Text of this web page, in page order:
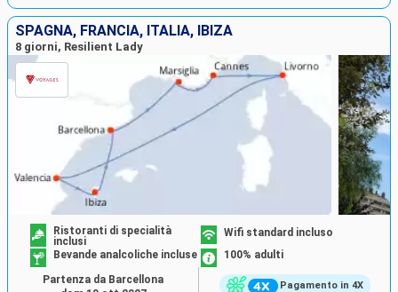
SPAGNA, FRANCIA, ITALIA, IBIZA
8 giorni, Resilient Lady
Pagamento in 4X
Ristoranti di specialità
inclusi
Wifi standard incluso
Bevande analcoliche incluse
100% adulti
Partenza da Barcellona